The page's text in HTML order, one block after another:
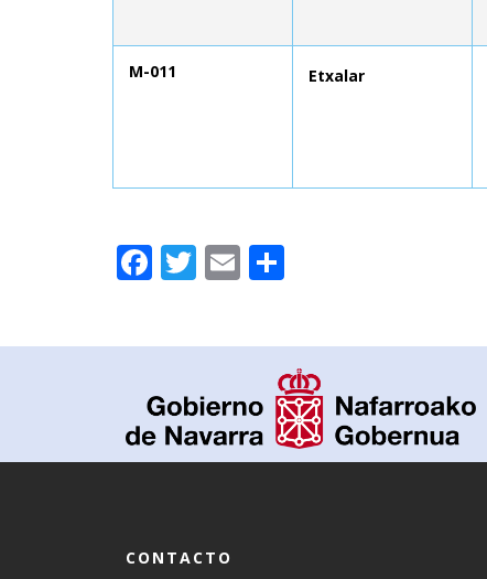
M-011 Etxalar
Facebook
Twitter
Email
CONTACTO